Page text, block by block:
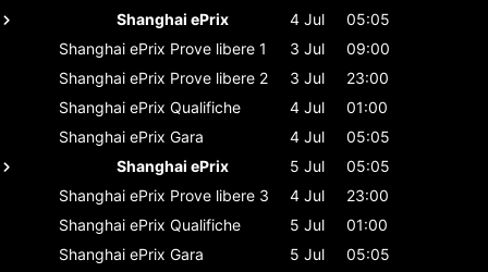
Shanghai ePrix
4 Jul
05:05
Shanghai ePrix Prove libere 1 3 Jul
09:00
Shanghai ePrix Prove libere 2 3 Jul
23:00
Shanghai ePrix Qualifiche 4 Jul
01:00
Shanghai ePrix Gara 4 Jul
05:05
Shanghai ePrix
5 Jul
05:05
Shanghai ePrix Prove libere 3 4 Jul
23:00
Shanghai ePrix Qualifiche 5 Jul
01:00
Shanghai ePrix Gara 5 Jul
05:05